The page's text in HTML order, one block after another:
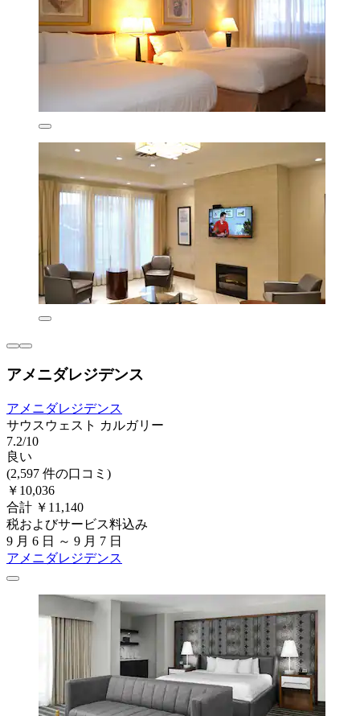
アメニダレジデンス
アメニダレジデンス
サウスウェスト カルガリー
7.2/10
良い
(2,597 件の口コミ)
￥10,036
合計 ￥11,140
税およびサービス料込み
9 月 6 日 ～ 9 月 7 日
アメニダレジデンス